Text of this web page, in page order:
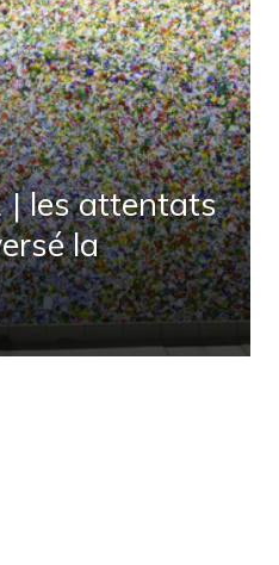
| les attentats
la